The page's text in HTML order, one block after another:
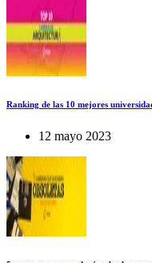
Ranking de las 10 mejores
12 mayo 2023